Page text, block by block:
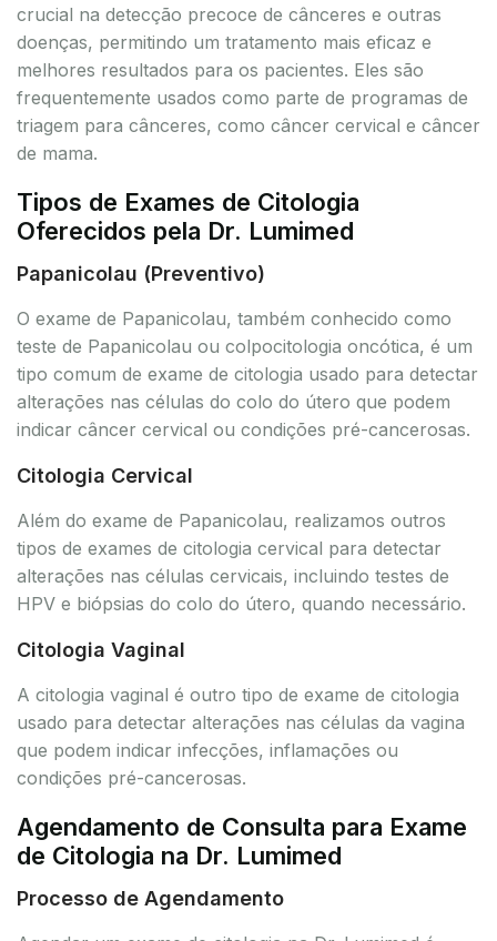
crucial na detecção precoce de cânceres e outras
doenças, permitindo um tratamento mais eficaz e
melhores resultados para os pacientes. Eles são
frequentemente usados como parte de programas de
triagem para cânceres, como câncer cervical e câncer
de mama.
Tipos de Exames de Citologia
Oferecidos pela Dr. Lumimed
Papanicolau (Preventivo)
O exame de Papanicolau, também conhecido como
teste de Papanicolau ou colpocitologia oncótica, é um
tipo comum de exame de citologia usado para detectar
alterações nas células do colo do útero que podem
indicar câncer cervical ou condições pré-cancerosas.
Citologia Cervical
Além do exame de Papanicolau, realizamos outros
tipos de exames de citologia cervical para detectar
alterações nas células cervicais, incluindo testes de
HPV e biópsias do colo do útero, quando necessário.
Citologia Vaginal
A citologia vaginal é outro tipo de exame de citologia
usado para detectar alterações nas células da vagina
que podem indicar infecções, inflamações ou
condições pré-cancerosas.
Agendamento de Consulta para Exame
de Citologia na Dr. Lumimed
Processo de Agendamento